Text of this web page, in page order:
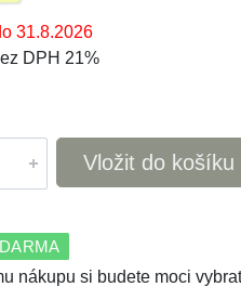
31.8.2026
DPH 21%
Vložit do košíku
nákupu si budete moci